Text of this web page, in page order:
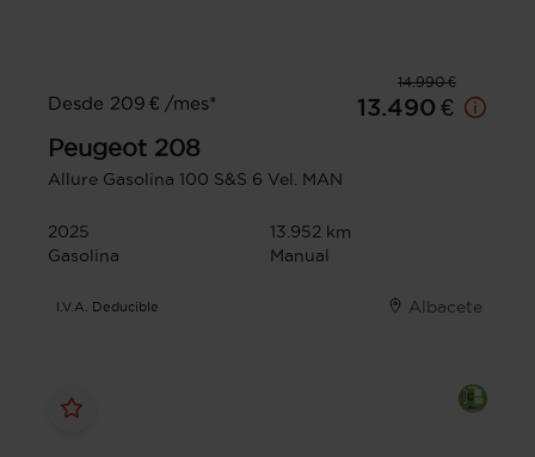
14.990 €
Desde 209 € /mes*
13.490 €
Peugeot 208
Allure Gasolina 100 S&S 6 Vel. MAN
2025
13.952 km
Gasolina
Manual
I.V.A. Deducible Albacete